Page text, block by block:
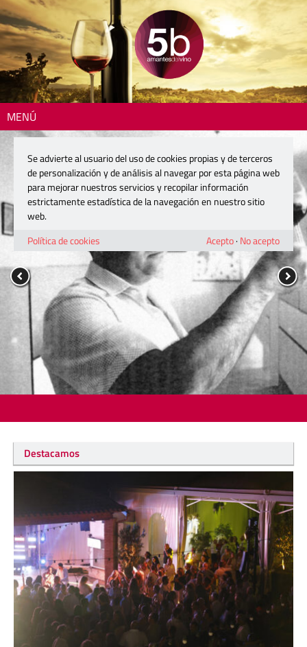
MENÚ
Destacamos
Se advierte al usuario del uso de cookies propias y de terceros
de personalización y de análisis al navegar por esta página web
para mejorar nuestros servicios y recopilar información
estrictamente estadística de la navegación en nuestro sitio
web.
Política de cookies
Acepto· No acepto